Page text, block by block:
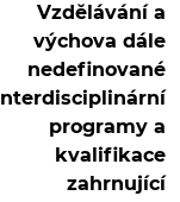
Vzdělávání a
výchova dále
nedefinované
Interdisciplinární
programy a
kvalifikace
zahrnující